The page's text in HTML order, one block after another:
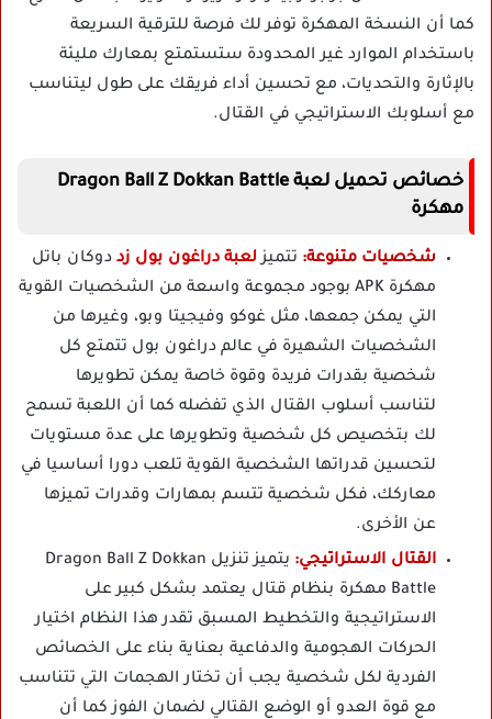
كما أن النسخة المهكرة توفر لك فرصة للترقية السريعة
باستخدام الموارد غير المحدودة ستستمتع بمعارك مليئة
بالإثارة والتحديات، مع تحسين أداء فريقك على طول ليتناسب
مع أسلوبك الاستراتيجي في القتال.
خصائص تحميل لعبة Dragon Ball Z Dokkan Battle
مهكرة
شخصيات متنوعة: تتميزلعبة دراغون بول زد دوكان باتل
مهكرة APK بوجود مجموعة واسعة من الشخصيات القوية
التي يمكن جمعها، مثل غوكو وفيجيتا وبو، وغيرها من
الشخصيات الشهيرة في عالم دراغون بول تتمتع كل
شخصية بقدرات فريدة وقوة خاصة يمكن تطويرها
لتناسب أسلوب القتال الذي تفضله كما أن اللعبة تسمح
لك بتخصيص كل شخصية وتطويرها على عدة مستويات
لتحسين قدراتها الشخصية القوية تلعب دورا أساسيا في
معاركك، فكل شخصية تتسم بمهارات وقدرات تميزها
عن الأخرى.
القتال الاستراتيجي:
يتميز تنزيل Dragon Ball Z Dokkan
Battle مهكرة بنظام قتال يعتمد بشكل كبير على
الاستراتيجية والتخطيط المسبق تقدر هذا النظام اختيار
الحركات الهجومية والدفاعية بعناية بناء على الخصائص
الفردية لكل شخصية يجب أن تختار الهجمات التي تتناسب
مع قوة العدو أو الوضع القتالي لضمان الفوز كما أن